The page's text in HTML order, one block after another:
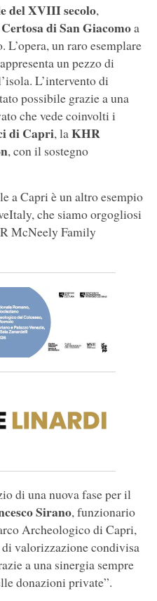
del XVIII secolo,
Certosa di SanGiacomoa
un raro esemplare
un pezzo di
L’intervento di
possibile grazie a una
che vede coinvolti i
di Capri, laKHR
, con il sostegno
a Capri è un altro esempio
che siamo orgogliosi
McNeely Family
di una nuova fase per il
Sirano, funzionario
Archeologico di Capri,
valorizzazione condivisa
a una sinergia sempre
donazioni private”.